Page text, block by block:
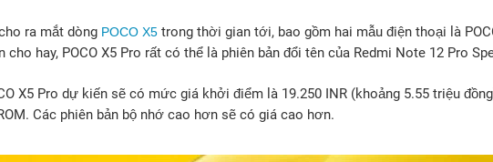
ra mắt dòng POCO X5 trong thời gian tới, bao gồm hai mẫu điện thoại là
cho hay, POCO X5 Pro rất có thể là phiên bản đổi tên của Redmi Note 12 Pro
X5 Pro dự kiến sẽ có mức giá khởi điểm là 19.250 INR (khoảng 5.55 triệu
Các phiên bản bộ nhớ cao hơn sẽ có giá cao hơn.